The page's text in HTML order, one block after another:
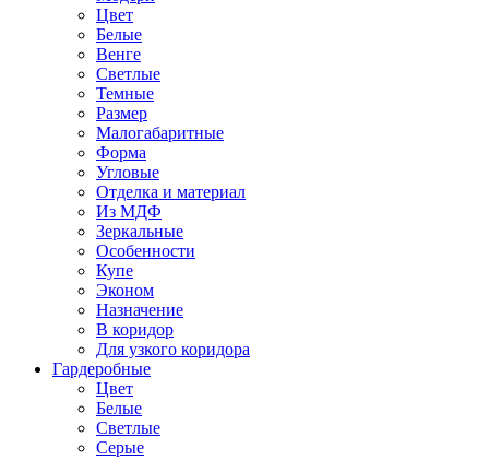
Цвет
Белые
Венге
Светлые
Темные
Размер
Малогабаритные
Форма
Угловые
Отделка и материал
Из МДФ
Зеркальные
Особенности
Купе
Эконом
Назначение
В коридор
Для узкого коридора
Гардеробные
Цвет
Белые
Светлые
Серые